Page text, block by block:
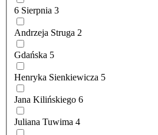
6 Sierpnia 3
Andrzeja Struga 2
Gdańska 5
Henryka Sienkiewicza 5
Jana Kilińskiego 6
Juliana Tuwima 4